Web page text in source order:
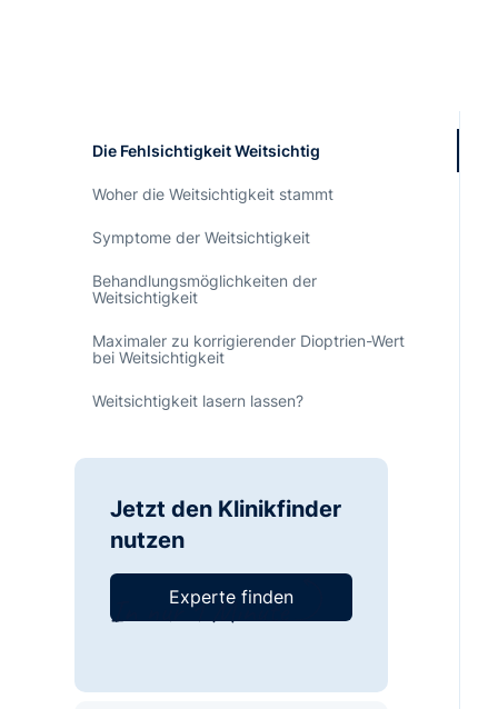
Die Fehlsichtigkeit Weitsichtig
Woher die Weitsichtigkeit stammt
Symptome der Weitsichtigkeit
Behandlungs­möglichkeiten der
Weitsichtigkeit
Maximaler zu korrigierender Dioptrien-Wert
bei Weitsichtigkeit
Weitsichtigkeit lasern lassen?
Jetzt den Klinikfinder
nutzen
Experte finden